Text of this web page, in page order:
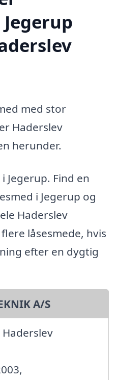
med stor
Haderslev
herunder.
Jegerup. Find en
i Jegerup og
Haderslev
låsesmede, hvis
efter en dygtig
A/S